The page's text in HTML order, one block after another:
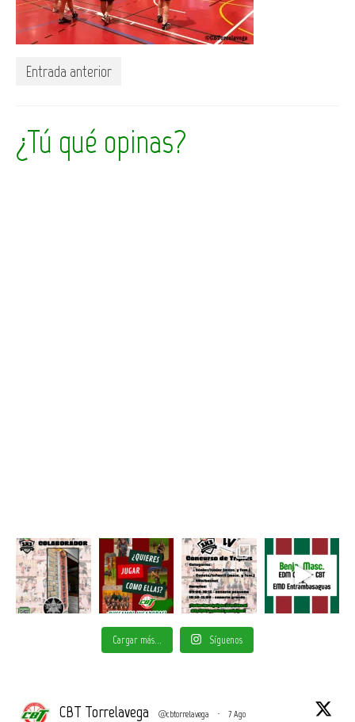
Entrada anterior
¿Tú qué opinas?
Cargar más... Síguenos
CBT Torrelavega @cbtorrelavega · 7 Ago